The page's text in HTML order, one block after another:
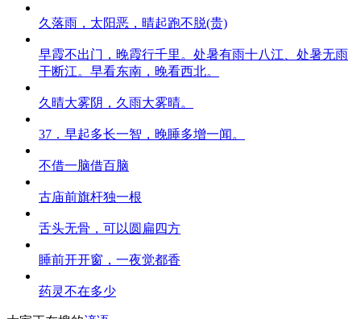
久落雨，太阳恶，晴起跑不脱(贵)
早霞不出门，晚霞行千里。处暑有雨十八江、处暑无雨
干断江。早看东南，晚看西北。
久晴大雾阴，久雨大雾晴。
37．早起多长一智，晚睡多增一闻。
不借一脑借百脑
古庙前旗杆独一根
舌头无骨，可以圆扁四方
睡前开开窗，一夜觉都香
药灵不在多少